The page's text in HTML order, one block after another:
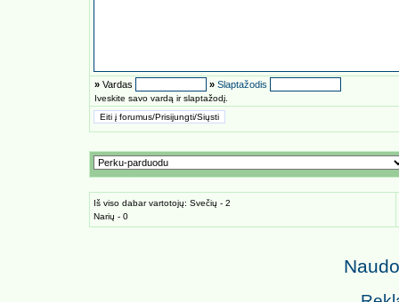
» Vardas » Slaptažodis
Iveskite savo vardą ir slaptažodį.
Iš viso dabar vartotojų: Svečių - 2
Narių - 0